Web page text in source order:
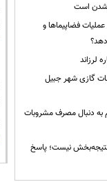
شدن است
فضاپیماها و
لرزاند
گازی شهر جبیل
۱۲ مسموم به دنبال مصرف مشروبات
نتیجه‌بخش نیست؛ پاسخ